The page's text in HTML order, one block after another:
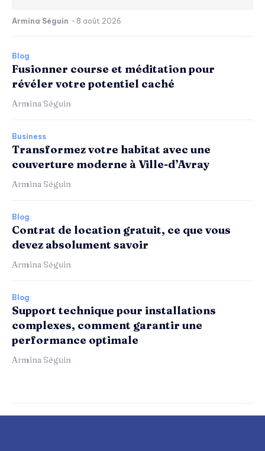
Armina Séguin - 8 août 2026
Blog
Fusionner course et méditation pour
révéler votre potentiel caché
Armina Séguin
Business
Transformez votre habitat avec une
couverture moderne à Ville-d’Avray
Armina Séguin
Blog
Contrat de location gratuit, ce que vous
devez absolument savoir
Armina Séguin
Blog
Support technique pour installations
complexes, comment garantir une
performance optimale
Armina Séguin